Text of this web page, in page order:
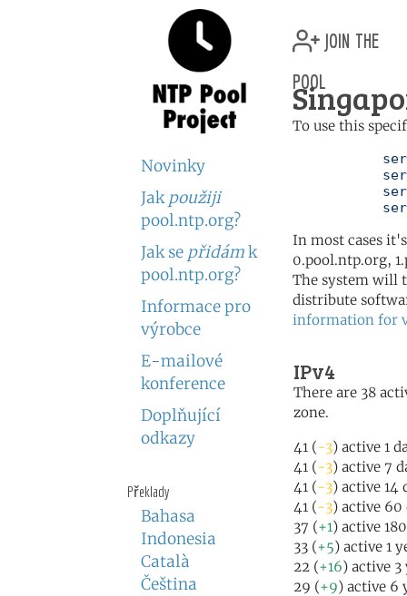
Novinky
Jak použiji
pool.ntp.org?
Jak se přidámk
pool.ntp.org?
Informace pro
výrobce
E-mailové
konference
Doplňující
odkazy
Překlady
Bahasa
Indonesia
Català
Čeština
join the
pool
To use this
In most cases
0.pool.ntp.org,
The system will
distribute
information for
IPv4
There are 38
zone.
41 (-3) active 1
41 (-3) active 7
41 (-3) active 14
41 (-3) active 60
37 (+1) active
33 (+5) active 1
22 (+16) active 3
29 (+9) active 6